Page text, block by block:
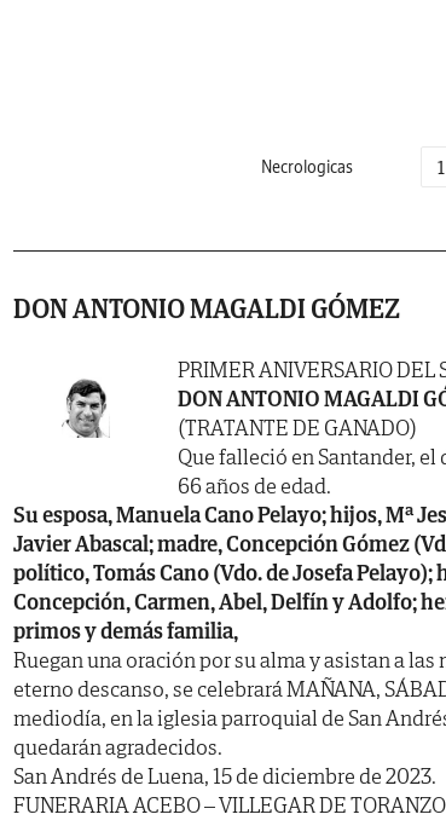
Necrologicas 1
DON ANTONIO MAGALDI GÓMEZ
PRIMER ANIVERSARIO DEL
DON ANTONIO MAGALDI
(TRATANTE DE GANADO)
Que falleció en Santander, el
66 años de edad.
Su esposa, Manuela Cano Pelayo; hijos, Mª
Javier Abascal; madre, Concepción Gómez
político, Tomás Cano (Vdo. de Josefa Pelayo);
Concepción, Carmen, Abel, Delfín y Adolfo;
primos y demás familia,
Ruegan una oración por su alma y asistan a
eterno descanso, se celebrará MAÑANA,
mediodía, en la iglesia parroquial de San
quedarán agradecidos.
San Andrés de Luena, 15 de diciembre de 2023.
FUNERARIA ACEBO – VILLEGAR DE TORANZO